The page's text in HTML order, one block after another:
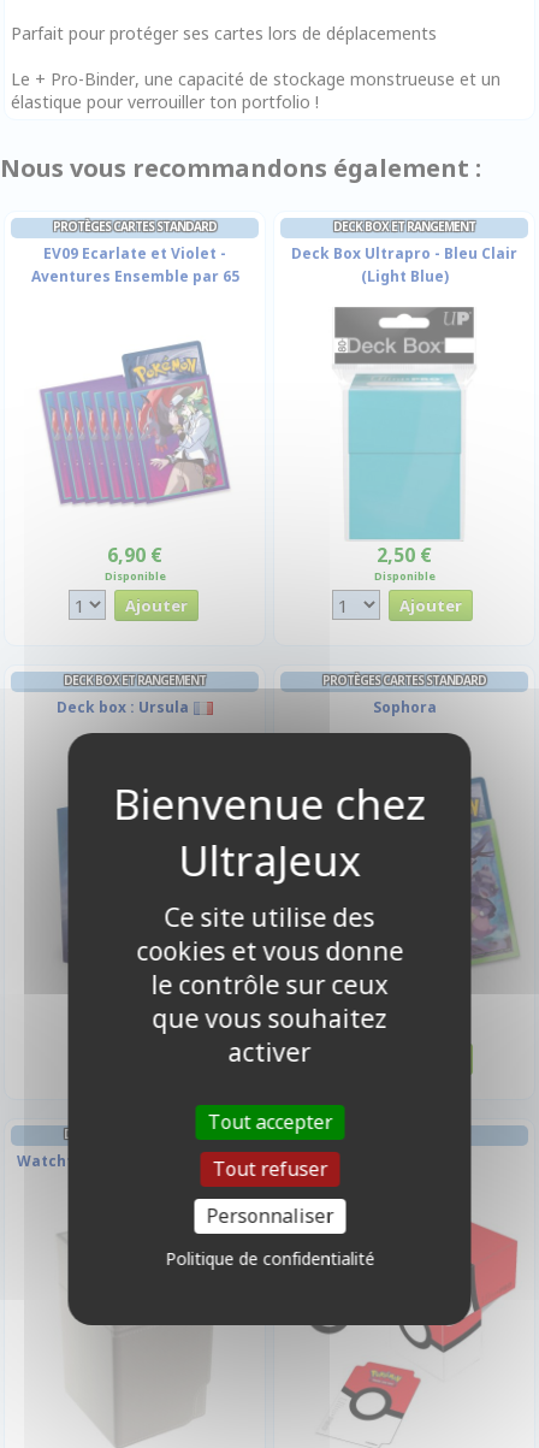
Parfait pour protéger ses cartes lors de déplacements
Le + Pro-Binder, une capacité de stockage monstrueuse et un
élastique pour verrouiller ton portfolio !
Nous vous recommandons également :
PROTÈGES CARTES STANDARD
EV09 Ecarlate et Violet -
Aventures Ensemble par 65
6,90 €
Disponible
DECK BOX ET RANGEMENT
Deck Box Ultrapro - Bleu Clair
(Light Blue)
2,50 €
Disponible
DECK BOX ET RANGEMENT
Deck box : Ursula
5,90 €
Disponible
PROTÈGES CARTES STANDARD
Sophora
6,90 €
Disponible
DECK BOX ET RANGEMENT
Watchtower 100+ Convertible -
Ce site utilise des
cookies et vous donne
le contrôle sur ceux
que vous souhaitez
activer
Tout accepter
Tout refuser
Personnaliser
Politique de confidentialité